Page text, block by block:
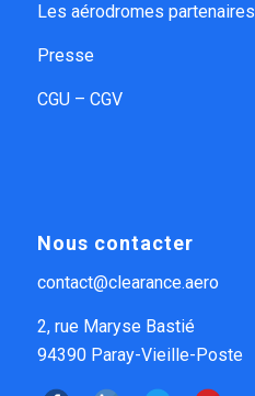
Les aérodromes partenaires
Presse
CGU – CGV
Nous contacter
contact@clearance.aero
2, rue Maryse Bastié
94390 Paray-Vieille-Poste